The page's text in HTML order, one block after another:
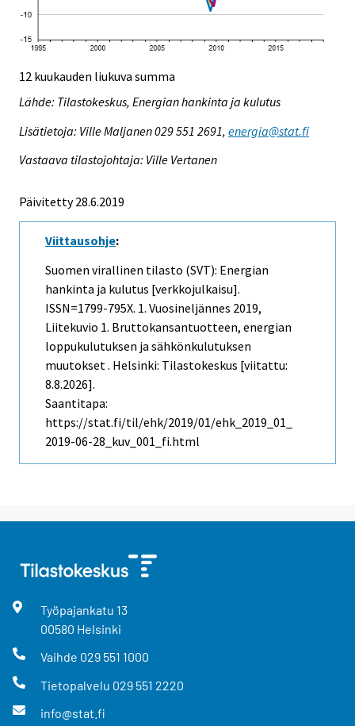
12 kuukauden liukuva summa
Lähde: Tilastokeskus, Energian hankinta ja kulutus
Lisätietoja: Ville Maljanen 029 551 2691, energia@stat.fi
Vastaava tilastojohtaja: Ville Vertanen
Päivitetty 28.6.2019
Viittausohje:
Suomen virallinen tilasto (SVT): Energian
hankinta ja kulutus [verkkojulkaisu].
ISSN=1799-795X. 1. Vuosineljännes 2019,
Liitekuvio 1. Bruttokansantuotteen, energian
loppukulutuksen ja sähkönkulutuksen
muutokset . Helsinki: Tilastokeskus [viitattu:
8.8.2026].
Saantitapa:
https://stat.fi/til/ehk/2019/01/ehk_2019_01_
2019-06-28_kuv_001_fi.html
Työpajankatu 13
00580 Helsinki
Vaihde 029 551 1000
Tietopalvelu 029 551 2220
info@stat.fi